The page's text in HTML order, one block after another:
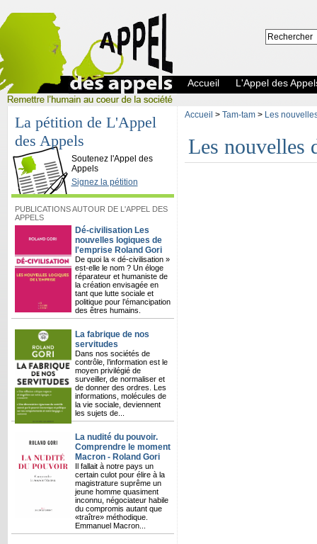
L'Appel des Appels
Accueil L'Appel des
La pétition de L'Appel
des Appels
Soutenez l'Appel des
Appels
Signez la pétition
PUBLICATIONS AUTOUR DE L'APPEL DES
APPELS
Dé-civilisation Les
nouvelles logiques de
l'emprise Roland Gori
De quoi la « dé-civilisation »
est-elle le nom ? Un éloge
réparateur et humaniste de
la création envisagée en
tant que lutte sociale et
politique pour l’émancipation
des êtres humains.
La fabrique de nos
servitudes
Dans nos sociétés de
contrôle, l’information est le
moyen privilégié de
surveiller, de normaliser et
de donner des ordres. Les
informations, molécules de
la vie sociale, deviennent
les sujets de...
La nudité du pouvoir.
Comprendre le moment
Macron - Roland Gori
Il fallait à notre pays un
certain culot pour élire à la
magistrature suprême un
jeune homme quasiment
inconnu, négociateur habile
du compromis autant que
«traître» méthodique.
Emmanuel Macron...
Accueil > Tam-tam> Les
Les nouvelles